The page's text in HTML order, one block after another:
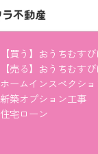
【買う】おうちむす
【売る】おうちむす
ホームインスペクショ
新築オプション工事
住宅ローン